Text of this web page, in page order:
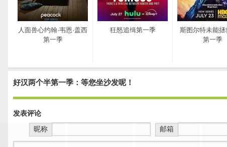
人面兽心约翰·韦恩·盖西
第一季
狂怒追缉第一季
斯图尔特未能拯
第一季
好汉两个半第一季：等您坐沙发呢！
发表评论
昵称
邮箱